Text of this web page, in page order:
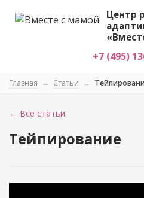
Центр
+7 (495)
Главная → Статьи →
← Все статьи
Тейпирование